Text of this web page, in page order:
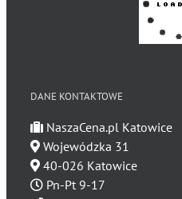
DANE KONTAKTOWE
NaszaCena.pl Katowice
Wojewódzka 31
40-026 Katowice
Pn-Pt 9-17